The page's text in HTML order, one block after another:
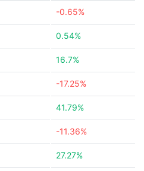
-0.65%
0.54%
16.7%
-17.25%
41.79%
-11.36%
27.27%